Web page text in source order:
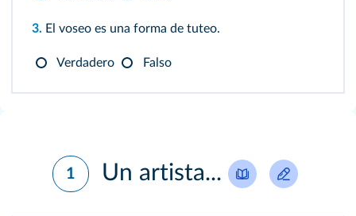
3. El voseo es una forma de tuteo.
Verdadero Falso
1 Un artista...